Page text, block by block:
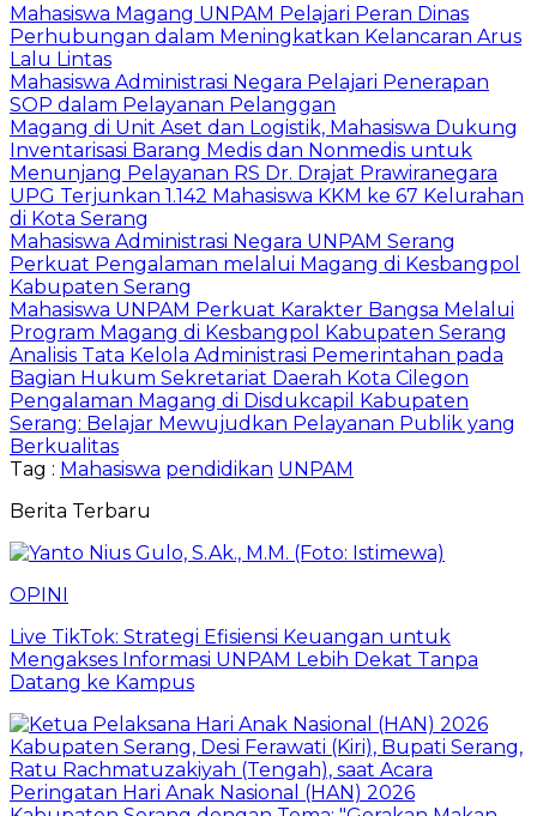
Mahasiswa Magang UNPAM Pelajari Peran Dinas
Perhubungan dalam Meningkatkan Kelancaran Arus
Lalu Lintas
Mahasiswa Administrasi Negara Pelajari Penerapan
SOP dalam Pelayanan Pelanggan
Magang di Unit Aset dan Logistik, Mahasiswa Dukung
Inventarisasi Barang Medis dan Nonmedis untuk
Menunjang Pelayanan RS Dr. Drajat Prawiranegara
UPG Terjunkan 1.142 Mahasiswa KKM ke 67 Kelurahan
di Kota Serang
Mahasiswa Administrasi Negara UNPAM Serang
Perkuat Pengalaman melalui Magang di Kesbangpol
Kabupaten Serang
Mahasiswa UNPAM Perkuat Karakter Bangsa Melalui
Program Magang di Kesbangpol Kabupaten Serang
Analisis Tata Kelola Administrasi Pemerintahan pada
Bagian Hukum Sekretariat Daerah Kota Cilegon
Pengalaman Magang di Disdukcapil Kabupaten
Serang: Belajar Mewujudkan Pelayanan Publik yang
Berkualitas
Tag : Mahasiswa pendidikan UNPAM
Berita Terbaru
OPINI
Live TikTok: Strategi Efisiensi Keuangan untuk
Mengakses Informasi UNPAM Lebih Dekat Tanpa
Datang ke Kampus